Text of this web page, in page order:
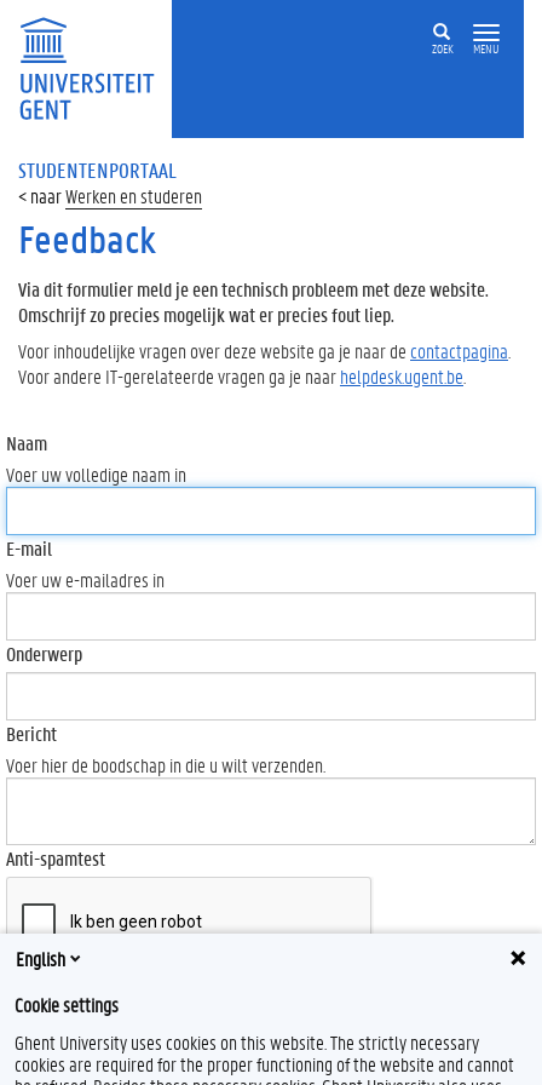
ZOEK MENU
STUDENTENPORTAAL
Werken en studeren
Feedback
Via dit formulier meld je een technisch probleem met deze website.
Omschrijf zo precies mogelijk wat er precies fout liep.
Voor inhoudelijke vragen over deze website ga je naar de contactpagina
Voor andere IT-gerelateerde vragen ga je naarhelpdesk.ugent.be
Naam
Voer uw volledige naam in
E-mail
Voer uw e-mailadres in
Onderwerp
Bericht
Voer hier de boodschap in die u wilt verzenden.
Anti-spamtest
Send
English
Cookie settings
Ghent University uses cookies on this website. The strictly necessary
cookies are required for the proper functioning of the website and cannot